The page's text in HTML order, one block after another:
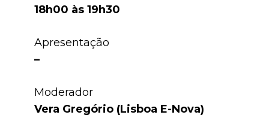
18h00 às 19h30
Apresentação
–
Moderador
Vera Gregório (Lisboa E-Nova)